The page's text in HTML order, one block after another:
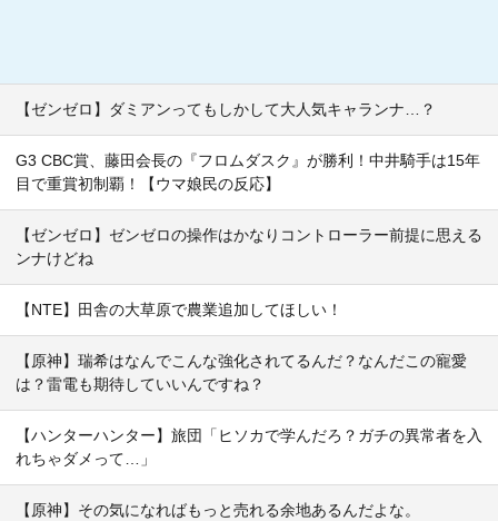
【ゼンゼロ】ダミアンってもしかして大人気キャランナ…？
G3 CBC賞、藤田会長の『フロムダスク』が勝利！中井騎手は15年
目で重賞初制覇！【ウマ娘民の反応】
【ゼンゼロ】ゼンゼロの操作はかなりコントローラー前提に思える
ンナけどね
【NTE】田舎の大草原で農業追加してほしい！
【原神】瑞希はなんでこんな強化されてるんだ？なんだこの寵愛
は？雷電も期待していいんですね？
【ハンターハンター】旅団「ヒソカで学んだろ？ガチの異常者を入
れちゃダメって…」
【原神】その気になればもっと売れる余地あるんだよな。